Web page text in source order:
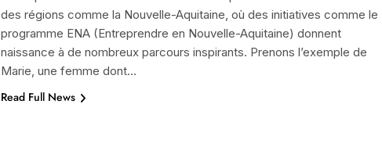
des régions comme la Nouvelle-Aquitaine, où des initiatives comme le
programme ENA (Entreprendre en Nouvelle-Aquitaine) donnent
naissance à de nombreux parcours inspirants. Prenons l’exemple de
Marie, une femme dont…
Read Full News